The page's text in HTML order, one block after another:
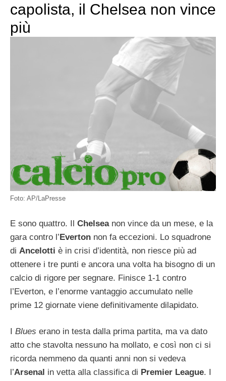
capolista, il Chelsea non vince
più
Foto: AP/LaPresse
E sono quattro. Il Chelsea non vince da un mese, e la
gara contro l’Everton non fa eccezioni. Lo squadrone
di Ancelotti è in crisi d’identità, non riesce più ad
ottenere i tre punti e ancora una volta ha bisogno di un
calcio di rigore per segnare. Finisce 1-1 contro
l’Everton, e l’enorme vantaggio accumulato nelle
prime 12 giornate viene definitivamente dilapidato.
I Blues erano in testa dalla prima partita, ma va dato
atto che stavolta nessuno ha mollato, e così non ci si
ricorda nemmeno da quanti anni non si vedeva
l’Arsenal in vetta alla classifica di Premier League. I